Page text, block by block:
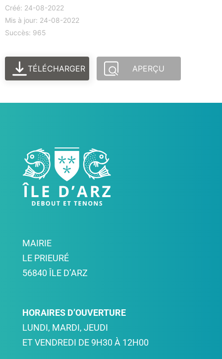
Créé: 24-08-2022
Mis à jour: 24-08-2022
Succès: 965
TÉLÉCHARGER APERÇU
MAIRIE
LE PRIEURÉ
56840 ÎLE D’ARZ
HORAIRES D’OUVERTURE
LUNDI, MARDI, JEUDI
ET VENDREDI DE 9H30 À 12H00